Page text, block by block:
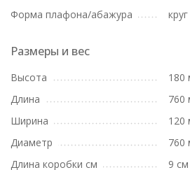
Форма плафона/абажура
круг
Размеры и вес
Высота
180
Длина
760
Ширина
120
Диаметр
760
Длина коробки см
9 см